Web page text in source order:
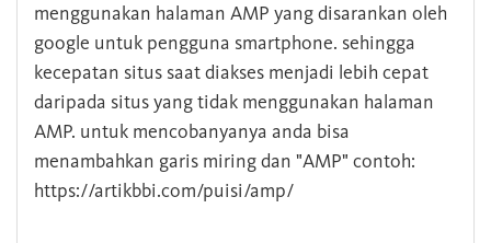
menggunakan halaman AMP yang disarankan oleh
google untuk pengguna smartphone. sehingga
kecepatan situs saat diakses menjadi lebih cepat
daripada situs yang tidak menggunakan halaman
AMP. untuk mencobanyanya anda bisa
menambahkan garis miring dan "AMP" contoh:
https://artikbbi.com/puisi/amp/